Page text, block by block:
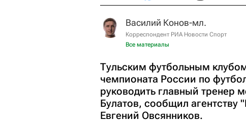
Василий Конов-мл.
Корреспондент РИА Новости Спорт
Все материалы
Тульским футбольным
чемпионата России по
руководить главный тренер
Булатов, сообщил агентству
Евгений Овсянников.